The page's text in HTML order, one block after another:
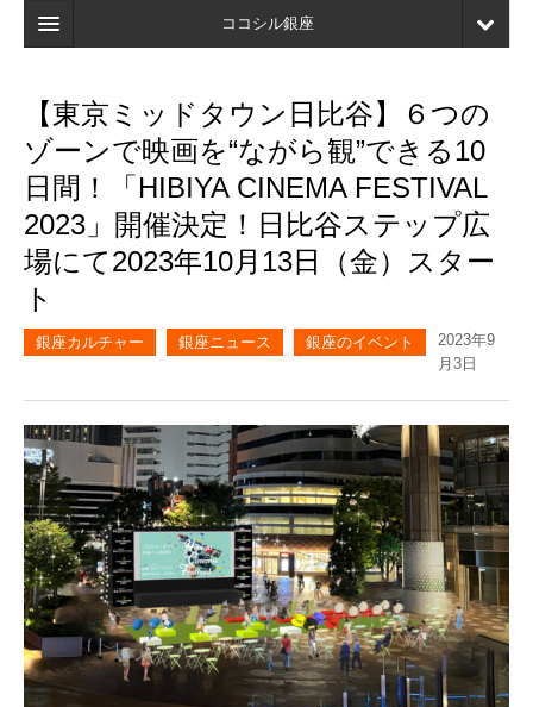
ココシル銀座
検索
店舗・施設最新情報
口コミ
マイページ
【東京ミッドタウン日比谷】６つの
ゾーンで映画を“ながら観”できる10
日間！「HIBIYA CINEMA FESTIVAL
2023」開催決定！日比谷ステップ広
場にて2023年10月13日（金）スター
ト
銀座カルチャー 銀座ニュース 銀座のイベント
2023年9
月3日